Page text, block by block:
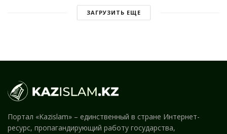
ЗАГРУЗИТЬ ЕЩЕ
Портал «Kazislam» – единственный в стране Интернет-
ресурс, пропагандирующий работу государства,